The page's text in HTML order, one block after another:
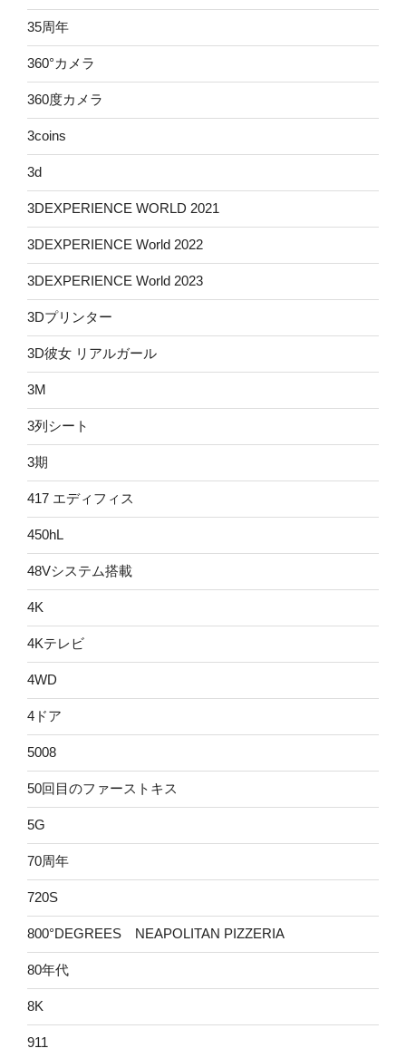
35周年
360°カメラ
360度カメラ
3coins
3d
3DEXPERIENCE WORLD 2021
3DEXPERIENCE World 2022
3DEXPERIENCE World 2023
3Dプリンター
3D彼女 リアルガール
3M
3列シート
3期
417 エディフィス
450hL
48Vシステム搭載
4K
4Kテレビ
4WD
4ドア
5008
50回目のファーストキス
5G
70周年
720S
800°DEGREES NEAPOLITAN PIZZERIA
80年代
8K
911